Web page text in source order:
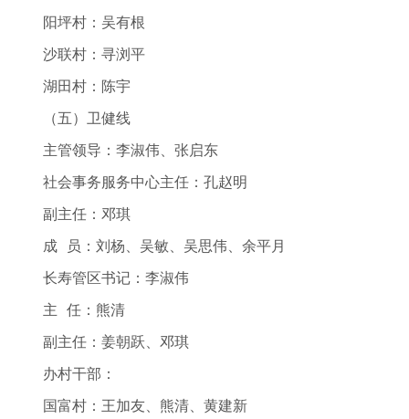
阳坪村：吴有根
沙联村：寻浏平
湖田村：陈宇
（五）卫健线
主管领导：李淑伟、张启东
社会事务服务中心主任：孔赵明
副主任：邓琪
成 员：刘杨、吴敏、吴思伟、余平月
长寿管区书记：李淑伟
主 任：熊清
副主任：姜朝跃、邓琪
办村干部：
国富村：王加友、熊清、黄建新